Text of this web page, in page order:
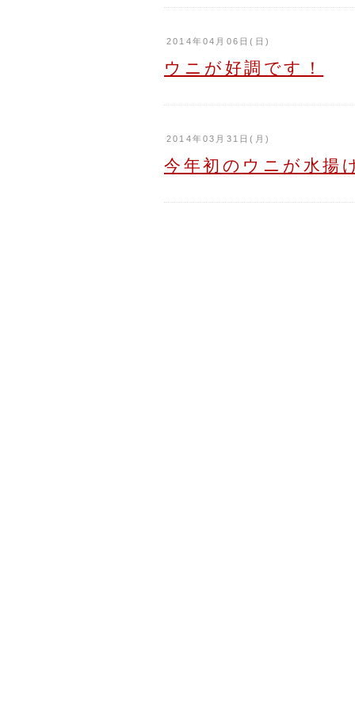
2014年04月06日(日)
ウニが好調です！
2014年03月31日(月)
今年初のウニが水揚